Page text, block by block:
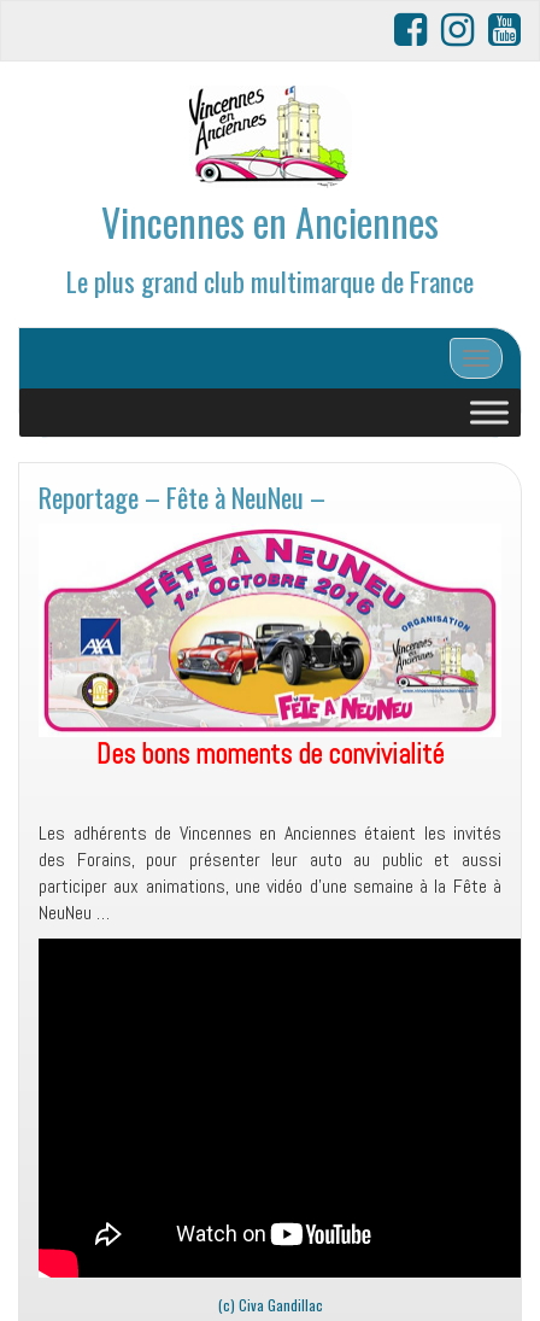
Vincennes en Anciennes
Le plus grand club multimarque de France
Afficher/
Reportage – Fête à NeuNeu –
Des bons moments de convivialité
Les adhérents de Vincennes en Anciennes étaient les invités
des Forains, pour présenter leur auto au public et aussi
participer aux animations, une vidéo d’une semaine à la Fête à
NeuNeu …
(c) Civa Gandillac